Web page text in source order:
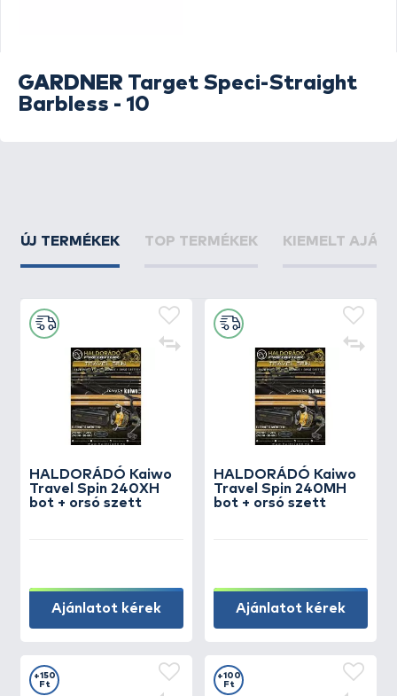
GARDNER Target Speci-Straight
Barbless - 10
ÚJ TERMÉKEK TOP TERMÉKEK KIEMELT
HALDORÁDÓ Kaiwo
Travel Spin 240XH
bot + orsó szett
Ajánlatot kérek
HALDORÁDÓ Kaiwo
Travel Spin 240MH
bot + orsó szett
Ajánlatot kérek
+150
Ft
+100
Ft